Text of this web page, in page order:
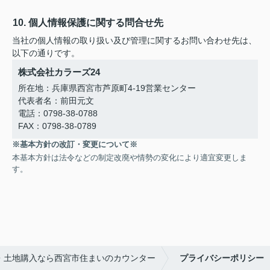
10. 個人情報保護に関する問合せ先
当社の個人情報の取り扱い及び管理に関するお問い合わせ先は、
以下の通りです。
株式会社カラーズ24
所在地：兵庫県西宮市芦原町4-19営業センター
代表者名：前田元文
電話：0798-38-0788
FAX：0798-38-0789
※基本方針の改訂・変更について※
本基本方針は法令などの制定改廃や情勢の変化により適宜変更しま
す。
土地購入なら西宮市住まいのカウンター プライバシーポリシー